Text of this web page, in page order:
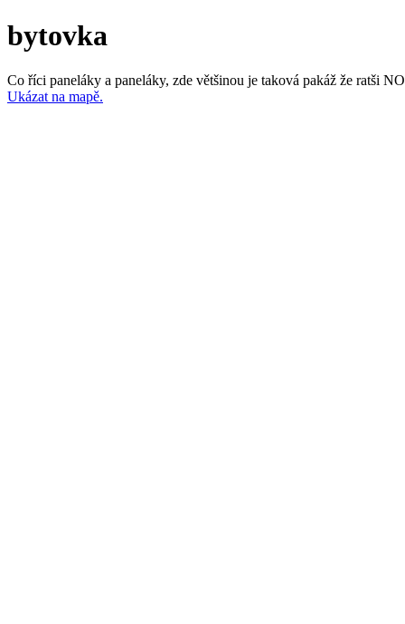
bytovka
Co říci paneláky a paneláky, zde většinou je taková pakáž že ratši
Ukázat na mapě.